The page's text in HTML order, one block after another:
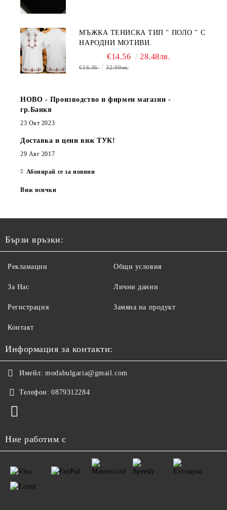
МЪЖКА ТЕНИСКА ТИП " ПОЛО " С
НАРОДНИ МОТИВИ.
€14.56 28.48лв.
€16.36 32.00лв.
НОВО - Производство и фирмен магазин -
гр.Банкя
23 Окт 2023
Доставка и цени виж ТУК!
29 Авг 2017
Абонирай се за новини
Виж всички
Бързи връзки:
Рекламации
За Нас
Регистрация
Контакт
Общи условия
Лични данни
Замяна на продукт
Информация за контакти:
Имейл: modabulgaria@gmail.com
Телефон: 0879312284
Ние работим с